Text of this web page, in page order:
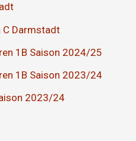
C Darmstadt
1B Saison 2024/25
1B Saison 2023/24
2023/24